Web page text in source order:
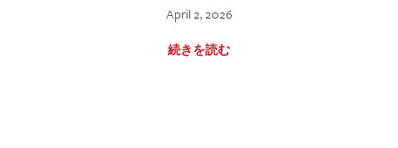
April 2, 2026
続きを読む